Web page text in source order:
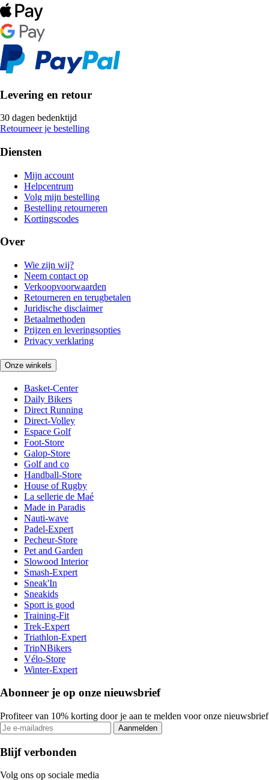
Levering en retour
30 dagen bedenktijd
Retourneer je bestelling
Diensten
Mijn account
Helpcentrum
Volg mijn bestelling
Bestelling retourneren
Kortingscodes
Over
Wie zijn wij?
Neem contact op
Verkoopvoorwaarden
Retourneren en terugbetalen
Juridische disclaimer
Betaalmethoden
Prijzen en leveringsopties
Privacy verklaring
Onze winkels
Basket-Center
Daily Bikers
Direct Running
Direct-Volley
Espace Golf
Foot-Store
Galop-Store
Golf and co
Handball-Store
House of Rugby
La sellerie de Maé
Made in Paradis
Nauti-wave
Padel-Expert
Pecheur-Store
Pet and Garden
Slowood Interior
Smash-Expert
Sneak'In
Sneakids
Sport is good
Training-Fit
Trek-Expert
Triathlon-Expert
TripNBikers
Vélo-Store
Winter-Expert
Abonneer je op onze nieuwsbrief
Profiteer van 10% korting door je aan te melden voor onze nieuwsbrief
Aanmelden
Blijf verbonden
Volg ons op sociale media